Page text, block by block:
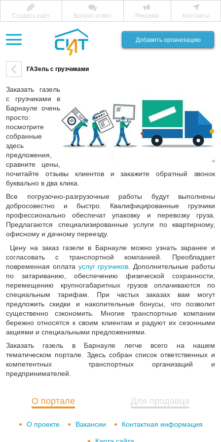
Создать сайт Вопрос-ответ Реклама Контакты
Добавить организацию
ГАЗель с грузчиками
Заказать газель
с грузчиками в
Барнауле очень
просто:
посмотрите
собранные
здесь
предложения,
сравните цены,
почитайте отзывы клиентов и закажите обратный звонок
буквально в два клика.
Все погрузочно-разгрузочные работы будут выполнены
добросовестно и быстро. Квалифицированные грузчики
профессионально обеспечат упаковку и перевозку груза.
Предлагаются специализированные услуги по квартирному,
офисному и дачному переезду.
Цену на заказ газели в Барнауле можно узнать заранее и
согласовать с транспортной компанией. Преобладает
повременная оплата услуг грузчиков . Дополнительные работы
по затариванию, обеспечению физической сохранности,
перемещению крупногабаритных грузов оплачиваются по
специальным тарифам. При частых заказах вам могут
предложить скидки и накопительные бонусы, что позволит
существенно сэкономить. Многие транспортные компании
бережно относятся к своим клиентам и радуют их сезонными
акциями и специальными предложениями.
Заказать газель в Барнауле легче всего на нашем
тематическом портале. Здесь собран список ответственных и
компетентных транспортных организаций и
предпринимателей.
О портале Для продавца
О проекте Вакансии Контактная информация